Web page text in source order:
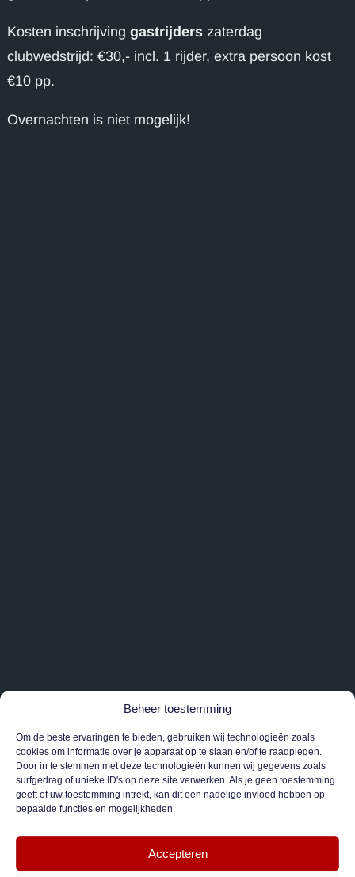
Beheer toestemming
Om de beste ervaringen te bieden, gebruiken wij technologieën zoals
cookies om informatie over je apparaat op te slaan en/of te raadplegen.
Door in te stemmen met deze technologieën kunnen wij gegevens zoals
surfgedrag of unieke ID's op deze site verwerken. Als je geen toestemming
geeft of uw toestemming intrekt, kan dit een nadelige invloed hebben op
bepaalde functies en mogelijkheden.
Accepteren
Kosten inschrijving gastrijders zaterdag
clubwedstrijd: €30,- incl. 1 rijder, extra persoon kost
€10 pp.
Overnachten is niet mogelijk!